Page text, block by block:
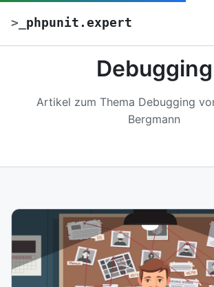
> phpunit.expert
Debugging
Artikel zum Thema Debugging
Bergmann